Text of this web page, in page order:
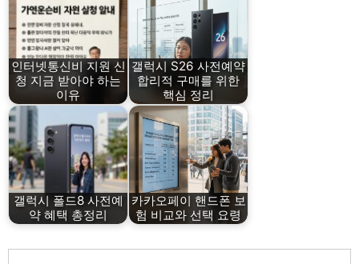
인터넷통신비 지원 신
청 지금 받아야 하는
이유
갤럭시 S26 사전예약
합리적 구매를 위한
핵심 정리
갤럭시 폴드8 사전예
약 혜택 총정리
카카오페이 핸드폰 보
험 비교와 선택 요령